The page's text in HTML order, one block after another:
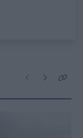
Poprzednie
NastępneKliknij